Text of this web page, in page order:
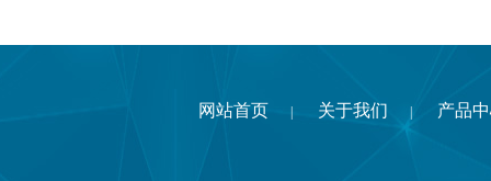
网站首页 关于我们 产品